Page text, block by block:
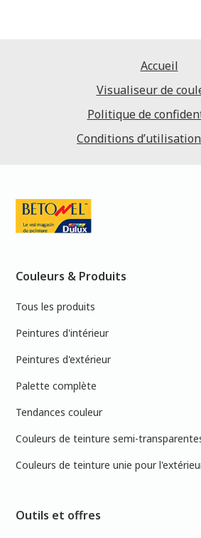
Accueil
Visualiseur de
Politique de
Conditions d’utilisation
Couleurs & Produits
Tous les produits
Peintures d'intérieur
Peintures d'extérieur
Palette complète
Tendances couleur
Couleurs de teinture semi-
Couleurs de teinture unie pour
Outils et offres